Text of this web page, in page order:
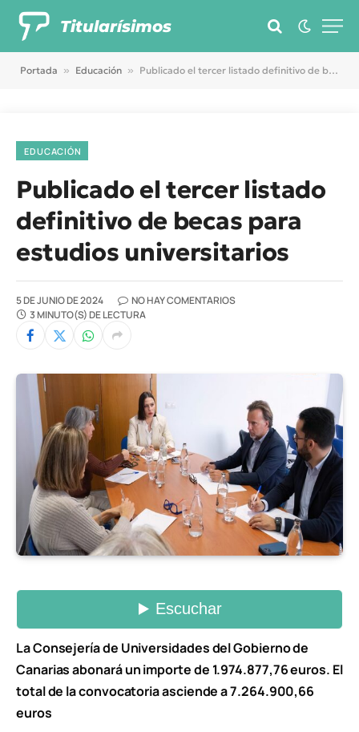
Titularísimos
Portada » Educación » Publicado el tercer listado definitivo de becas para estudios universitarios
EDUCACIÓN
Publicado el tercer listado
definitivo de becas para
estudios universitarios
5 DE JUNIO DE 2024
NO HAY COMENTARIOS
3 MINUTO(S) DE LECTURA
La Consejería de Universidades del Gobierno de
Canarias abonará un importe de 1.974.877,76 euros. El
total de la convocatoria asciende a 7.264.900,66
euros